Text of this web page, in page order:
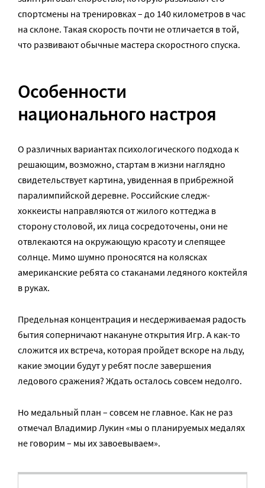
спортсмены на тренировках – до 140 километров в час
на склоне. Такая скорость почти не отличается в той,
что развивают обычные мастера скоростного спуска.
Особенности
национального настроя
О различных вариантах психологического подхода к
решающим, возможно, стартам в жизни наглядно
свидетельствует картина, увиденная в прибрежной
паралимпийской деревне. Российские следж-
хоккеисты направляются от жилого коттеджа в
сторону столовой, их лица сосредоточены, они не
отвлекаются на окружающую красоту и слепящее
солнце. Мимо шумно проносятся на колясках
американские ребята со стаканами ледяного коктейля
в руках.
Предельная концентрация и несдерживаемая радость
бытия соперничают накануне открытия Игр. А как-то
сложится их встреча, которая пройдет вскоре на льду,
какие эмоции будут у ребят после завершения
ледового сражения? Ждать осталось совсем недолго.
Но медальный план – совсем не главное. Как не раз
отмечал Владимир Лукин «мы о планируемых медалях
не говорим – мы их завоевываем».